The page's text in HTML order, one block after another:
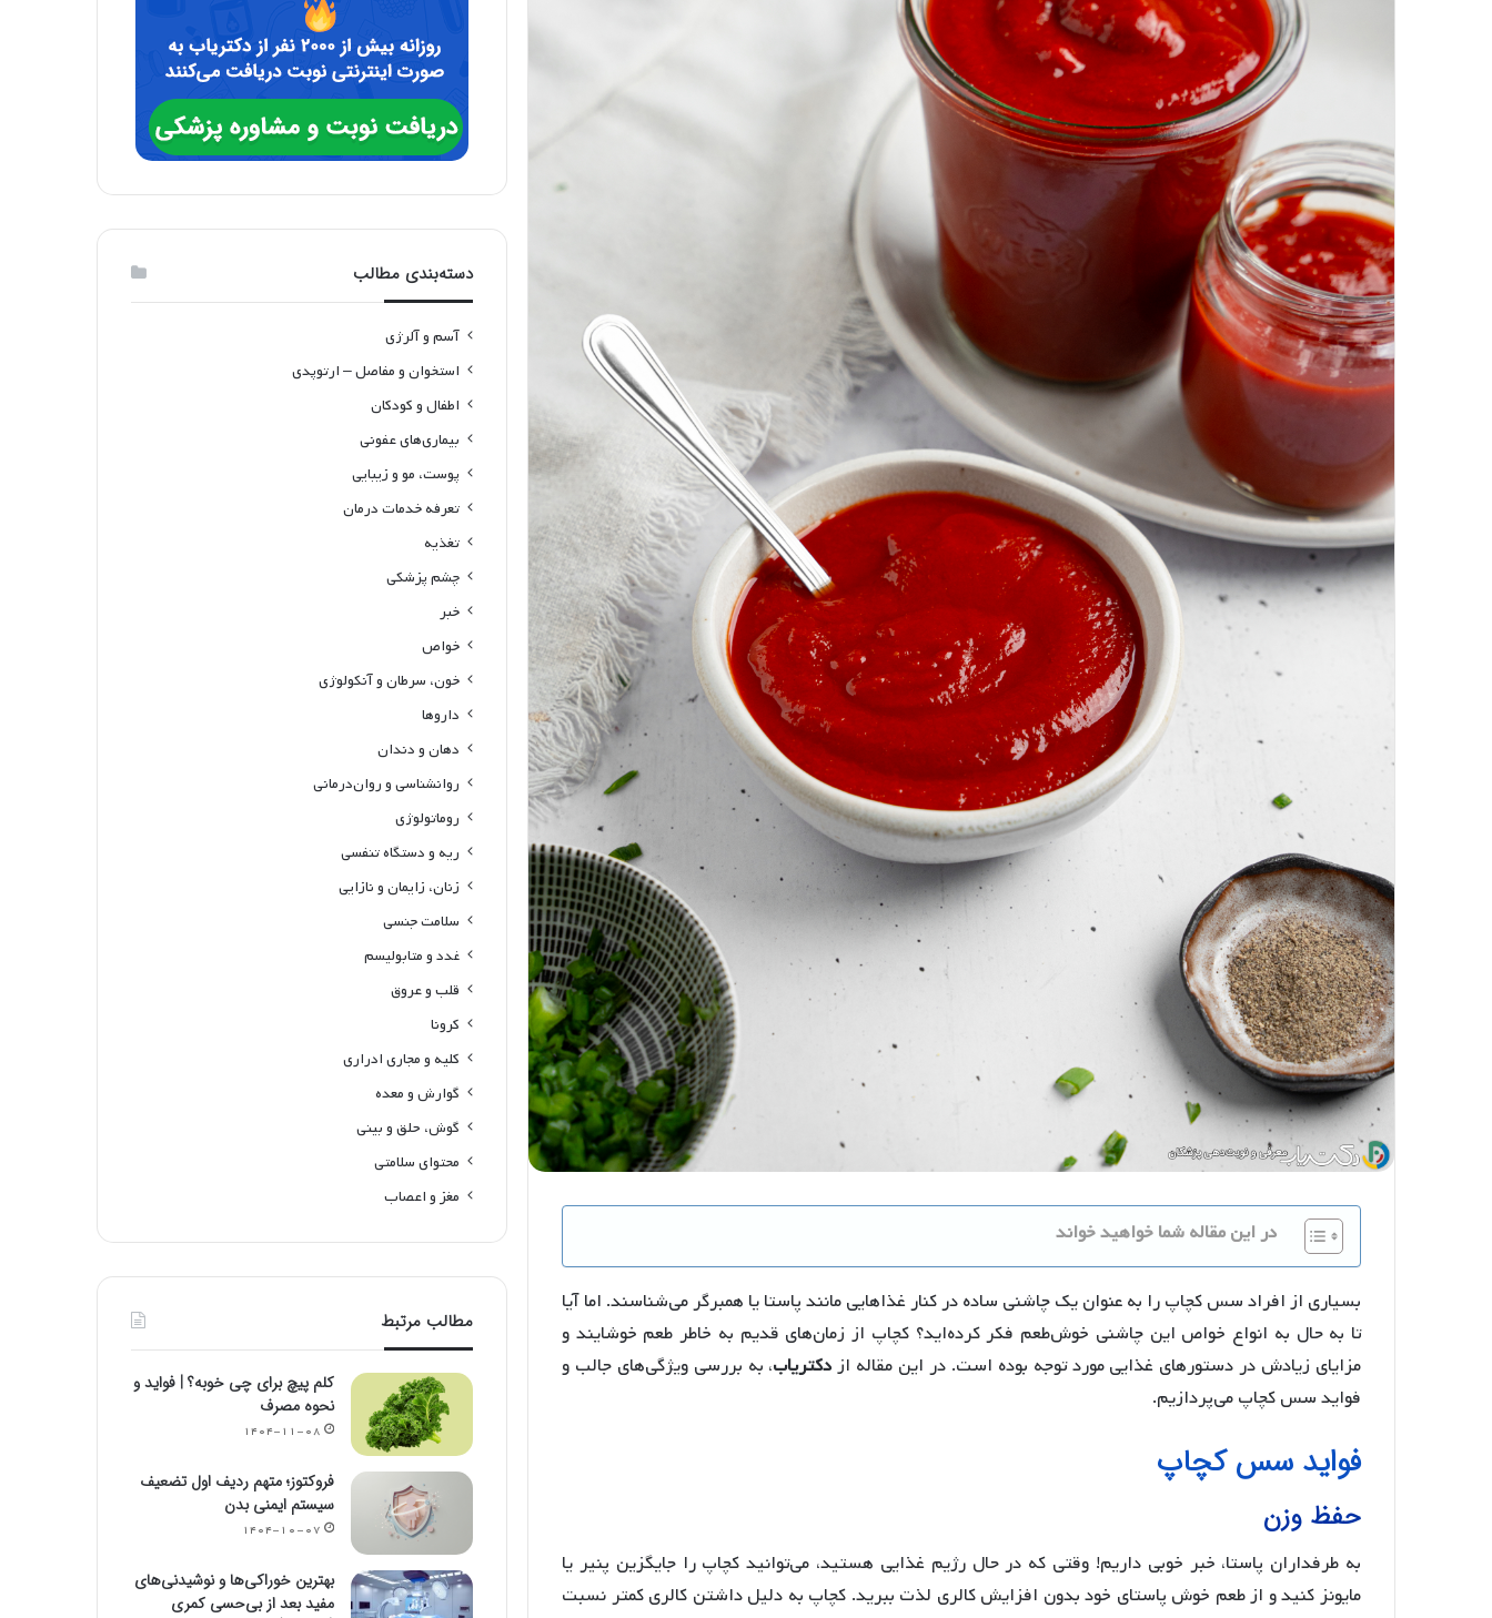
در این مقاله شما خواهید خواند
بسیاری از افراد سس کچاپ را به عنوان یک چاشنی ساده در کنار غذاهایی مانند پاستا یا همبرگر می‌شناسند. اما آیا
تا به حال به انواع خواص این چاشنی خوش‌طعم فکر کرده‌اید؟ کچاپ از زمان‌های قدیم به خاطر طعم خوشایند و
مزایای زیادش در دستورهای غذایی مورد توجه بوده است. در این مقاله ازدکتریاب، به بررسی ویژگی‌های جالب و
فواید سس کچاپ می‌پردازیم.
فواید سس کچاپ
حفظ وزن
به طرفداران پاستا، خبر خوبی داریم! وقتی که در حال رژیم غذایی هستید، می‌توانید کچاپ را جایگزین پنیر یا
مایونز کنید و از طعم خوش پاستای خود بدون افزایش کالری لذت ببرید. کچاپ به دلیل داشتن کالری کمتر نسبت
دسته‌بندی مطالب
آسم و آلرژی
استخوان و مفاصل – ارتوپدی
اطفال و کودکان
بیماری‌های عفونی
پوست، مو و زیبایی
تعرفه خدمات درمان
تغذیه
چشم پزشکی
خبر
خواص
خون، سرطان و آنکولوژی
داروها
دهان و دندان
روانشناسی و روان‌درمانی
روماتولوژی
ریه و دستگاه تنفسی
زنان، زایمان و نازایی
سلامت جنسی
غدد و متابولیسم
قلب و عروق
کرونا
کلیه و مجاری ادراری
گوارش و معده
گوش، حلق و بینی
محتوای سلامتی
مغز و اعصاب
مطالب مرتبط
کلم پیچ برای چی خوبه؟ | فواید و
نحوه مصرف
۱۴۰۴-۱۱-۰۸
فروکتوز؛ متهم ردیف اول تضعیف
سیستم ایمنی بدن
۱۴۰۴-۱۰-۰۷
بهترین خوراکی‌ها و نوشیدنی‌های
مفید بعد از بی‌حسی کمری